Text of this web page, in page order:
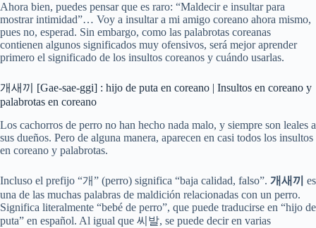
Ahora bien, puedes pensar que es raro: “Maldecir e insultar para
mostrar intimidad”… Voy a insultar a mi amigo coreano ahora mismo,
pues no, esperad. Sin embargo, como las palabrotas coreanas
contienen algunos significados muy ofensivos, será mejor aprender
primero el significado de los insultos coreanos y cuándo usarlas.
개새끼 [Gae-sae-ggi] : hijo de puta en coreano | Insultos en coreano y
palabrotas en coreano
Los cachorros de perro no han hecho nada malo, y siempre son leales a
sus dueños. Pero de alguna manera, aparecen en casi todos los insultos
en coreano y palabrotas.
Incluso el prefijo “개” (perro) significa “baja calidad, falso”. 개새끼 es
una de las muchas palabras de maldición relacionadas con un perro.
Significa literalmente “bebé de perro”, que puede traducirse en “hijo de
puta” en español. Al igual que 씨발, se puede decir en varias